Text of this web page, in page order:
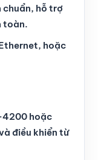
chuẩn, hỗ trợ
toàn.
hoặc
4200 hoặc
điều khiển từ